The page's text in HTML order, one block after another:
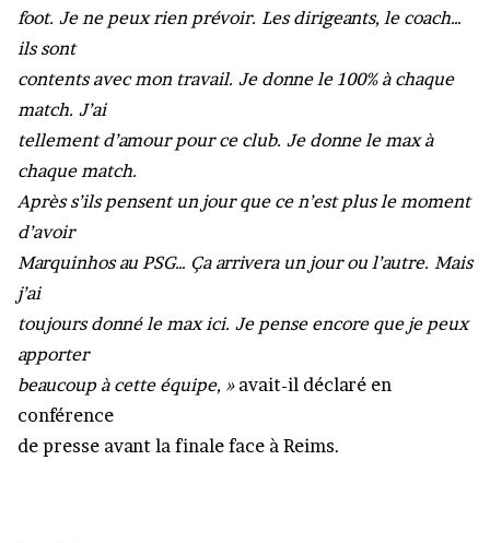
foot. Je ne peux rien prévoir. Les dirigeants, le coach…
ils sont
contents avec mon travail. Je donne le 100% à chaque
match. J’ai
tellement d’amour pour ce club. Je donne le max à
chaque match.
Après s’ils pensent un jour que ce n’est plus le moment
d’avoir
Marquinhos au PSG… Ça arrivera un jour ou l’autre. Mais
j’ai
toujours donné le max ici. Je pense encore que je peux
apporter
beaucoup à cette équipe, »avait-il déclaré en
conférence
de presse avant la finale face à Reims.